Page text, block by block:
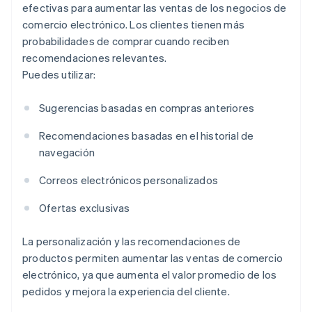
efectivas para aumentar las ventas de los negocios de
comercio electrónico. Los clientes tienen más
probabilidades de comprar cuando reciben
recomendaciones relevantes.
Puedes utilizar:
Sugerencias basadas en compras anteriores
Recomendaciones basadas en el historial de
navegación
Correos electrónicos personalizados
Ofertas exclusivas
La personalización y las recomendaciones de
productos permiten aumentar las ventas de comercio
electrónico, ya que aumenta el valor promedio de los
pedidos y mejora la experiencia del cliente.